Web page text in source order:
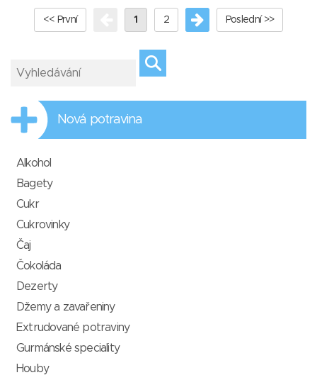
<< První 1 2 Poslední >>
Nová potravina
Alkohol
Bagety
Cukr
Cukrovinky
Čaj
Čokoláda
Dezerty
Džemy a zavařeniny
Extrudované potraviny
Gurmánské speciality
Houby